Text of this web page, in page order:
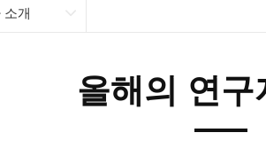
소개
올해의 연구